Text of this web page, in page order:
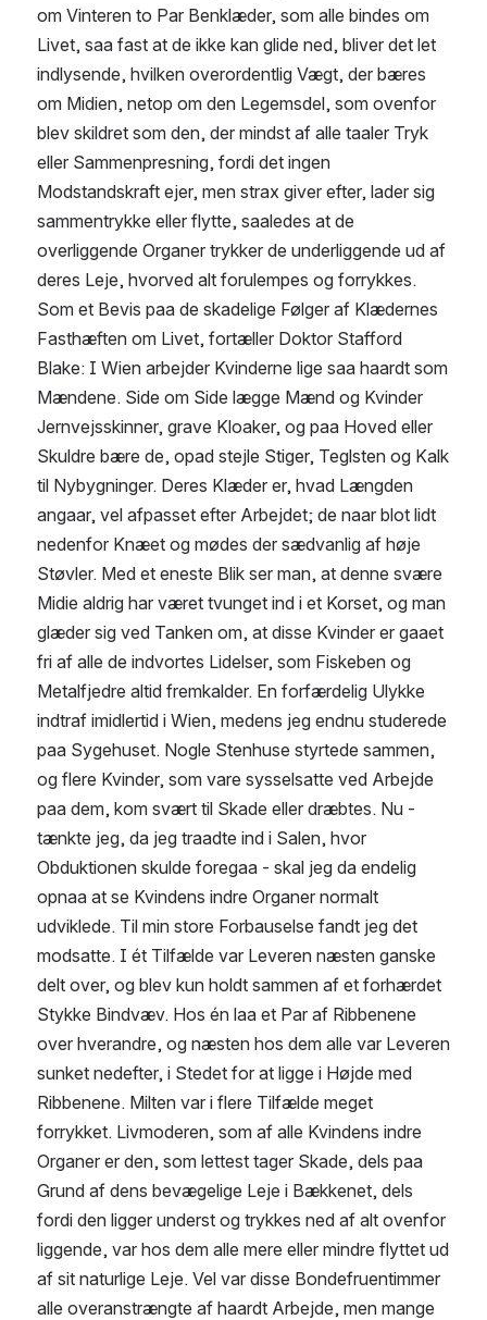
om Vinteren to Par Benklæder, som alle bindes om
Livet, saa fast at de ikke kan glide ned, bliver det let
indlysende, hvilken overordentlig Vægt, der bæres
om Midien, netop om den Legemsdel, som ovenfor
blev skildret som den, der mindst af alle taaler Tryk
eller Sammenpresning, fordi det ingen
Modstandskraft ejer, men strax giver efter, lader sig
sammentrykke eller flytte, saaledes at de
overliggende Organer trykker de underliggende ud af
deres Leje, hvorved alt forulempes og forrykkes.
Som et Bevis paa de skadelige Følger af Klædernes
Fasthæften om Livet, fortæller Doktor Stafford
Blake: I Wien arbejder Kvinderne lige saa haardt som
Mændene. Side om Side lægge Mænd og Kvinder
Jernvejsskinner, grave Kloaker, og paa Hoved eller
Skuldre bære de, opad stejle Stiger, Teglsten og Kalk
til Nybygninger. Deres Klæder er, hvad Længden
angaar, vel afpasset efter Arbejdet; de naar blot lidt
nedenfor Knæet og mødes der sædvanlig af høje
Støvler. Med et eneste Blik ser man, at denne svære
Midie aldrig har været tvunget ind i et Korset, og man
glæder sig ved Tanken om, at disse Kvinder er gaaet
fri af alle de indvortes Lidelser, som Fiskeben og
Metalfjedre altid fremkalder. En forfærdelig Ulykke
indtraf imidlertid i Wien, medens jeg endnu studerede
paa Sygehuset. Nogle Stenhuse styrtede sammen,
og flere Kvinder, som vare sysselsatte ved Arbejde
paa dem, kom svært til Skade eller dræbtes. Nu -
tænkte jeg, da jeg traadte ind i Salen, hvor
Obduktionen skulde foregaa - skal jeg da endelig
opnaa at se Kvindens indre Organer normalt
udviklede. Til min store Forbauselse fandt jeg det
modsatte. I ét Tilfælde var Leveren næsten ganske
delt over, og blev kun holdt sammen af et forhærdet
Stykke Bindvæv. Hos én laa et Par af Ribbenene
over hverandre, og næsten hos dem alle var Leveren
sunket nedefter, i Stedet for at ligge i Højde med
Ribbenene. Milten var i flere Tilfælde meget
forrykket. Livmoderen, som af alle Kvindens indre
Organer er den, som lettest tager Skade, dels paa
Grund af dens bevægelige Leje i Bækkenet, dels
fordi den ligger underst og trykkes ned af alt ovenfor
liggende, var hos dem alle mere eller mindre flyttet ud
af sit naturlige Leje. Vel var disse Bondefruentimmer
alle overanstrængte af haardt Arbejde, men mange